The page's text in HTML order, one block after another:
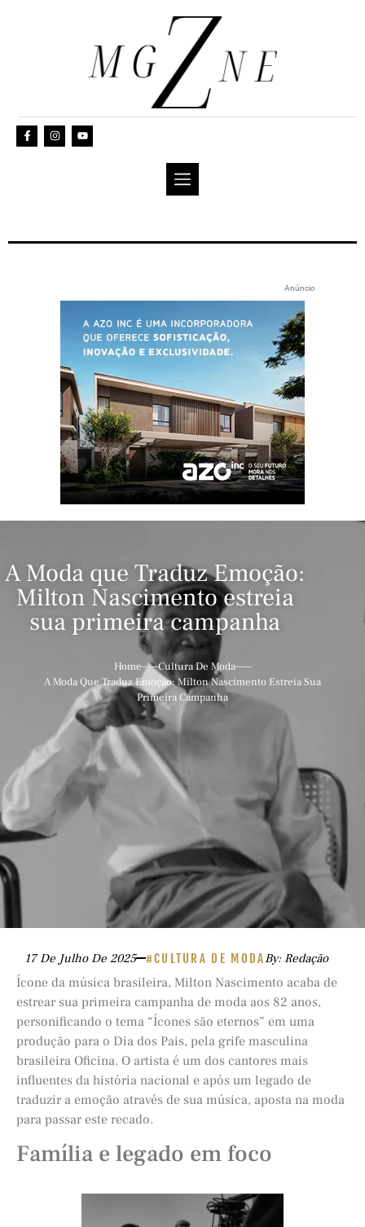
Anúncio
A Moda que Traduz Emoção:
Milton Nascimento estreia
sua primeira campanha
Home
Cultura De Moda
A Moda Que Traduz Emoção: Milton Nascimento Estreia Sua
Primeira Campanha
17 De Julho De 2025 #CULTURA DE MODABy: Redação
Ícone da música brasileira, Milton Nascimento acaba de
estrear sua primeira campanha de moda aos 82 anos,
personificando o tema “Ícones são eternos” em uma
produção para o Dia dos Pais, pela grife masculina
brasileira Oficina. O artista é um dos cantores mais
influentes da história nacional e após um legado de
traduzir a emoção através de sua música, aposta na moda
para passar este recado.
Família e legado em foco